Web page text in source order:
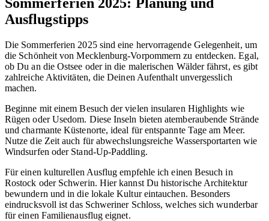
Ausflugstipps
Die Sommerferien 2025 sind eine hervorragende Gelegenheit, um
die Schönheit von Mecklenburg-Vorpommern zu entdecken. Egal,
ob Du an die Ostsee oder in die malerischen Wälder fährst, es gibt
zahlreiche Aktivitäten, die Deinen Aufenthalt unvergesslich
machen.
Beginne mit einem Besuch der vielen insularen Highlights wie
Rügen oder Usedom. Diese Inseln bieten atemberaubende Strände
und charmante Küstenorte, ideal für entspannte Tage am Meer.
Nutze die Zeit auch für abwechslungsreiche Wassersportarten wie
Windsurfen oder Stand-Up-Paddling.
Für einen kulturellen Ausflug empfehle ich einen Besuch in
Rostock oder Schwerin. Hier kannst Du historische Architektur
bewundern und in die lokale Kultur eintauchen. Besonders
eindrucksvoll ist das Schweriner Schloss, welches sich wunderbar
für einen Familienausflug eignet.